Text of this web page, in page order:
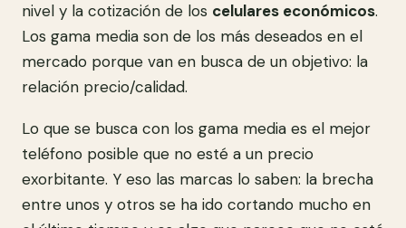
nivel y la cotización de los celulares económicos.
Los gama media son de los más deseados en el
mercado porque van en busca de un objetivo: la
relación precio/calidad.
Lo que se busca con los gama media es el mejor
teléfono posible que no esté a un precio
exorbitante. Y eso las marcas lo saben: la brecha
entre unos y otros se ha ido cortando mucho en